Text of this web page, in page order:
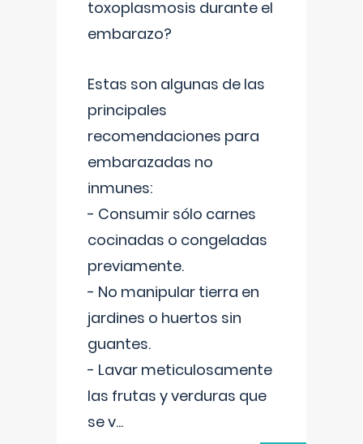
toxoplasmosis durante el
embarazo?
Estas son algunas de las
principales
recomendaciones para
embarazadas no
inmunes:
- Consumir sólo carnes
cocinadas o congeladas
previamente.
- No manipular tierra en
jardines o huertos sin
guantes.
- Lavar meticulosamente
las frutas y verduras que
se v...